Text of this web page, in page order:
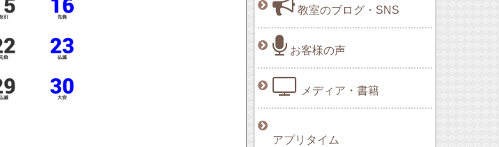
教室のブログ・SNS
お客様の声
メディア・書籍
アプリタイム